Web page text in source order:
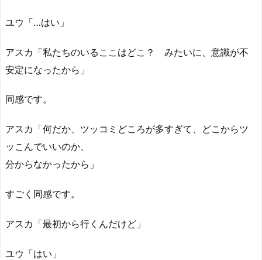
ユウ「…はい」
アスカ「私たちのいるここはどこ？ みたいに、意識が不
安定になったから」
同感です。
アスカ「何だか、ツッコミどころが多すぎて、どこからツ
ッこんでいいのか、
分からなかったから」
すごく同感です。
アスカ「最初から行くんだけど」
ユウ「はい」